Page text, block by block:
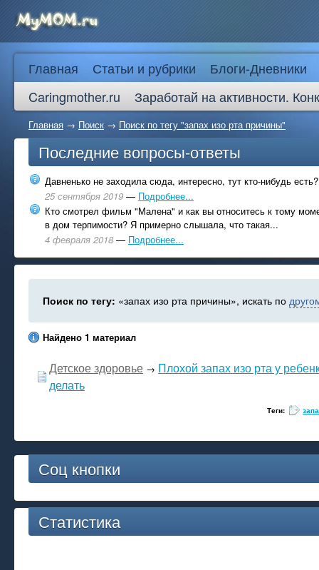
Главная Статьи и рубрики
Блоги-Дневники
Caringmother.ru
Заработай на активности.
Главная → Поиск → Поиск по тегу "запах изо рта причины"
Последние вопросы-ответы
Давненько не заходила сюда, интересно, тут кто-нибудь есть?
25 сентября 2019 — Подробнее...
Кто смотрел фильм "Малена" и как вы относитесь к тому
в дом терпимости? Я примерно слышала, что такая...
4 февраля 2018 — Подробнее...
Поиск по тегу: «запах изо рта причины», искать по
Найдено 1 материал
Детское здоровье → Плохой запах изо рта у
делать
Теги:
Соц кнопки
Статистика